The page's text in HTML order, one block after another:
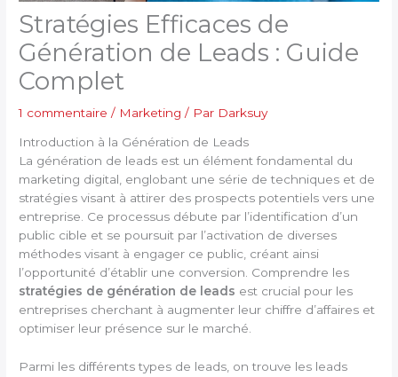
Stratégies Efficaces de
Génération de Leads : Guide
Complet
1 commentaire / Marketing / Par Darksuy
Introduction à la Génération de Leads
La génération de leads est un élément fondamental du
marketing digital, englobant une série de techniques et de
stratégies visant à attirer des prospects potentiels vers une
entreprise. Ce processus débute par l’identification d’un
public cible et se poursuit par l’activation de diverses
méthodes visant à engager ce public, créant ainsi
l’opportunité d’établir une conversion. Comprendre les
stratégies de génération de leads est crucial pour les
entreprises cherchant à augmenter leur chiffre d’affaires et
optimiser leur présence sur le marché.
Parmi les différents types de leads, on trouve les leads